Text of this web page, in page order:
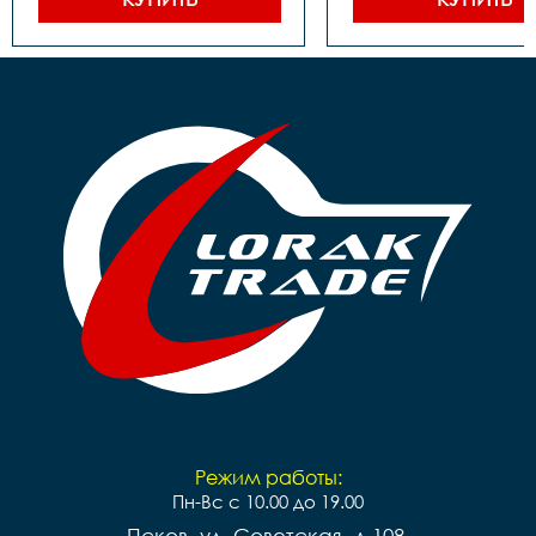
Каретка
картридж
Тормоза		 задний-
Вынос		сталь
Руль		steel
Грипсы		цветные
Седло		детское на
пружинах
Педали		Пластиковые
Подседельный штырь
сталь
Вес		9.7 кг
Каретка
картридж
Тормоза		 задний-
пружинах
Подседельный
Режим работы:
Пн-Вс с 10.00 до 19.00